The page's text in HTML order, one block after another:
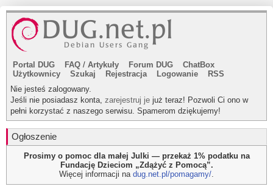
Portal DUG FAQ / Artykuły Forum DUG
ChatBox
Użytkownicy
Szukaj Rejestracja Logowanie
RSS
Nie jesteś zalogowany.
Jeśli nie posiadasz konta, zarejestruj je już teraz! Pozwoli Ci ono w
pełni korzystać z naszego serwisu. Spamerom dziękujemy!
Ogłoszenie
Prosimy o pomoc dla małej Julki — przekaż 1% podatku na
Fundację Dzieciom „Zdążyć z Pomocą”.
Więcej informacji na dug.net.pl/pomagamy/.